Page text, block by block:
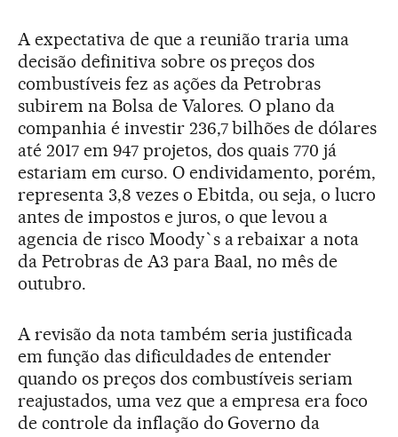
A expectativa de que a reunião traria uma
decisão definitiva sobre os preços dos
combustíveis fez as ações da Petrobras
subirem na Bolsa de Valores. O plano da
companhia é investir 236,7 bilhões de dólares
até 2017 em 947 projetos, dos quais 770 já
estariam em curso. O endividamento, porém,
representa 3,8 vezes o Ebitda, ou seja, o lucro
antes de impostos e juros, o que levou a
agencia de risco Moody`s a rebaixar a nota
da Petrobras de A3 para Baa1, no mês de
outubro.
A revisão da nota também seria justificada
em função das dificuldades de entender
quando os preços dos combustíveis seriam
reajustados, uma vez que a empresa era foco
de controle da inflação do Governo da